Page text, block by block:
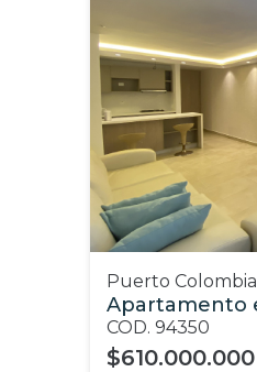
Puerto Colombia
Apartamento
COD. 94350
$610.000.000